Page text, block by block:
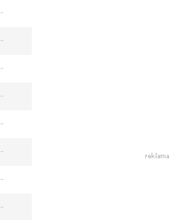
-
-
-
-
-
-
-
-